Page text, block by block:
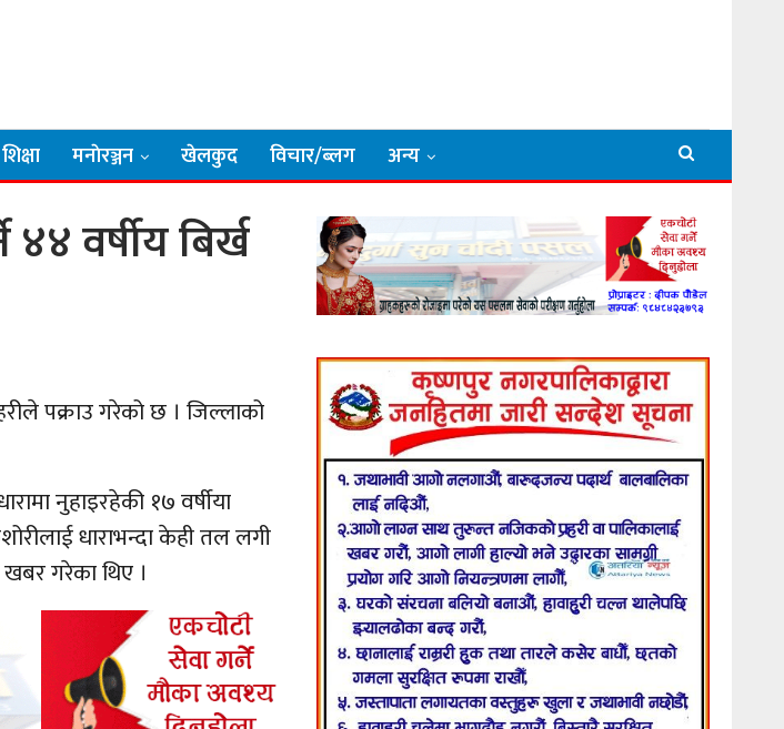
शिक्षा मनाेरञ्जन खेलकुद विचार/ब्लग अन्य
वर्षीय बिर्ख
पक्राउ गरेको छ । जिल्लाको
नुहाइरहेकी १७ वर्षीया
धाराभन्दा केही तल लगी
गरेका थिए ।